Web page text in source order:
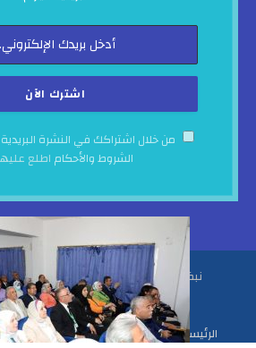
من خلال اشتراكك في النشرة
الشروط والأحكام اطلع
نبض الحياة © 2025. تنفيذ وتطوير ♥
الرئيسية من نحن سياسة الخصوصية